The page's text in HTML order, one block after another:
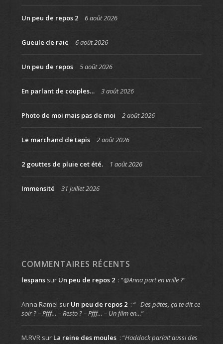
Un peu de repos 2 6 août 2026
Gueule de raie 6 août 2026
Un peu de repos 5 août 2026
En parlant de couples… 3 août 2026
Photo de moi mais pas de moi 2 août 2026
Le marchand de tapis 2 août 2026
2 gouttes de pluie cet été. 1 août 2026
Immensité 31 juillet 2026
COMMENTAIRES RÉCENTS
lespanssur Un peu de repos 2 : “@Anna part en vrille ?”
Anna Ramel sur Un peu de repos 2 : “– Des pâtes, ça te dit ce
soir ? – Pfff… – Resto ? – Pfff… – Un film en…”
M.RVRsur La reine des moules : “Haddock parlait aussi des